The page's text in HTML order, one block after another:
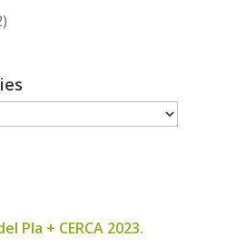
Pla + CERCA 2023.